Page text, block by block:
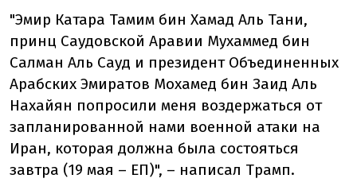
"Эмир Катара Тамим бин Хамад Аль Тани,
принц Саудовской Аравии Мухаммед бин
Салман Аль Сауд и президент Объединенных
Арабских Эмиратов Мохамед бин Заид Аль
Нахайян попросили меня воздержаться от
запланированной нами военной атаки на
Иран, которая должна была состояться
завтра (19 мая – ЕП)", – написал Трамп.